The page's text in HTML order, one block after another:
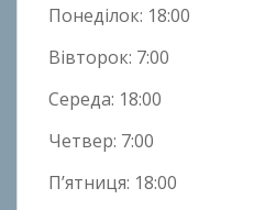
и
Понеділок: 18:00
Вівторок: 7:00
Середа: 18:00
Четвер: 7:00
П’ятниця: 18:00